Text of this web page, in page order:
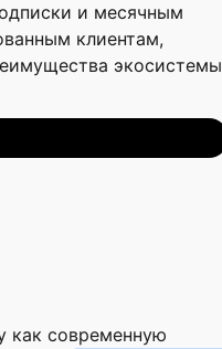
и месячным
клиентам,
экосистемы
как современную